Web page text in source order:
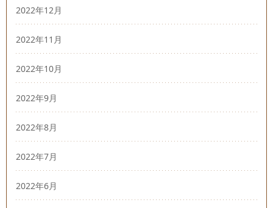
2022年12月
2022年11月
2022年10月
2022年9月
2022年8月
2022年7月
2022年6月